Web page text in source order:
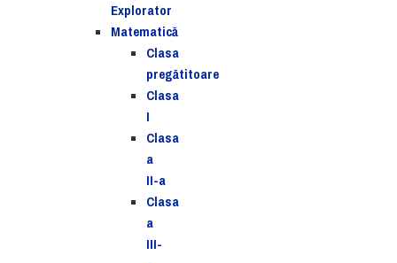
Explorator
Matematică
Clasa
pregătitoare
Clasa
I
Clasa
a
II-a
Clasa
a
III-